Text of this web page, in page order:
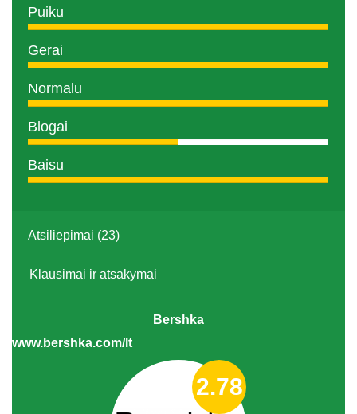
Puiku
Gerai
Normalu
Blogai
Baisu
Atsiliepimai (23)
Klausimai ir atsakymai
Bershka
www.bershka.com/lt
2.78